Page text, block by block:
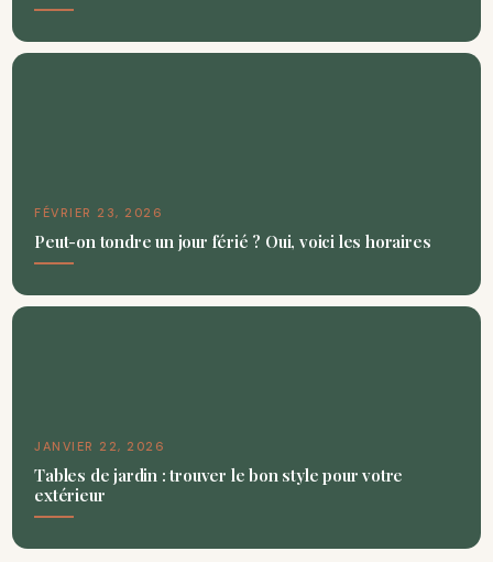
FÉVRIER 23, 2026
Peut-on tondre un jour férié ? Oui, voici les horaires
JANVIER 22, 2026
Tables de jardin : trouver le bon style pour votre
extérieur